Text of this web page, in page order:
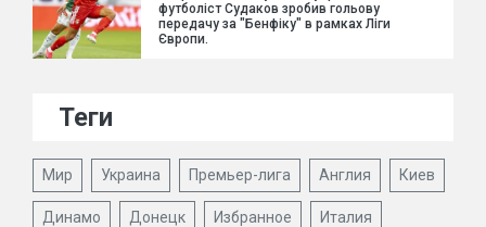
футболіст Судаков зробив гольову
передачу за "Бенфіку" в рамках Ліги
Європи.
Теги
Мир Украина Премьер-лига Англия Киев
Динамо Донецк Избранное Италия